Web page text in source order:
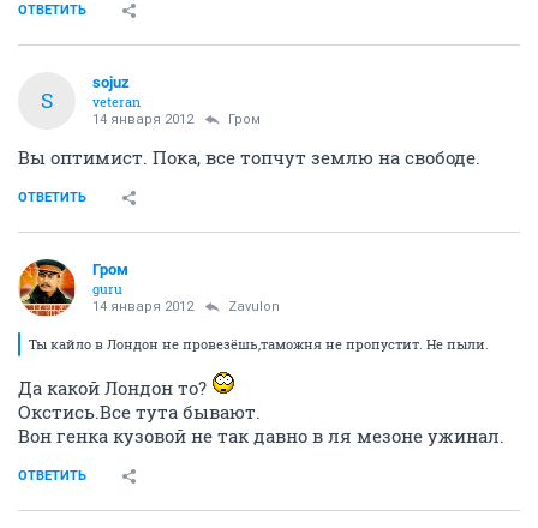
ОТВЕТИТЬ
S
sojuz
veteran
14 января 2012 Гром
Вы оптимист. Пока, все топчут землю на свободе.
ОТВЕТИТЬ
Гром
guru
14 января 2012 Zavulon
Ты кайло в Лондон не провезёшь,таможня не пропустит. Не пыли.
Да какой Лондон то?
Окстись.Все тута бывают.
Вон генка кузовой не так давно в ля мезоне ужинал.
ОТВЕТИТЬ